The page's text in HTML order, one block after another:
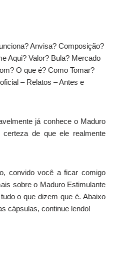
Anvisa? Composição?
Aqui? Valor? Bula? Mercado
O que é? Como Tomar?
– Relatos – Antes e
já conhece o Maduro
de que ele realmente
convido você a ficar comigo
sobre o Maduro Estimulante
o que dizem que é. Abaixo
cápsulas, continue lendo!